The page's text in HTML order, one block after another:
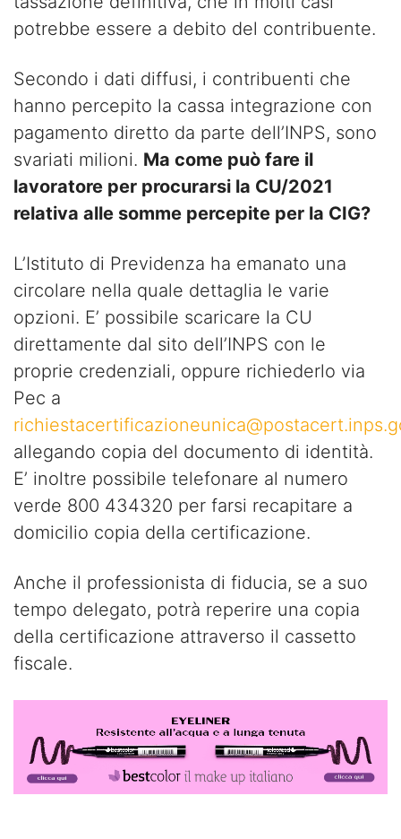
potrebbe essere a debito del contribuente.
Secondo i dati diffusi, i contribuenti che
hanno percepito la cassa integrazione con
pagamento diretto da parte dell’INPS, sono
svariati milioni. Ma come può fare il
lavoratore per procurarsi la CU/2021
relativa alle somme percepite per la CIG?
L’Istituto di Previdenza ha emanato una
circolare nella quale dettaglia le varie
opzioni. E’ possibile scaricare la CU
direttamente dal sito dell’INPS con le
proprie credenziali, oppure richiederlo via
Pec a
allegando copia del documento di identità.
E’ inoltre possibile telefonare al numero
verde 800 434320 per farsi recapitare a
domicilio copia della certificazione.
Anche il professionista di fiducia, se a suo
tempo delegato, potrà reperire una copia
della certificazione attraverso il cassetto
fiscale.